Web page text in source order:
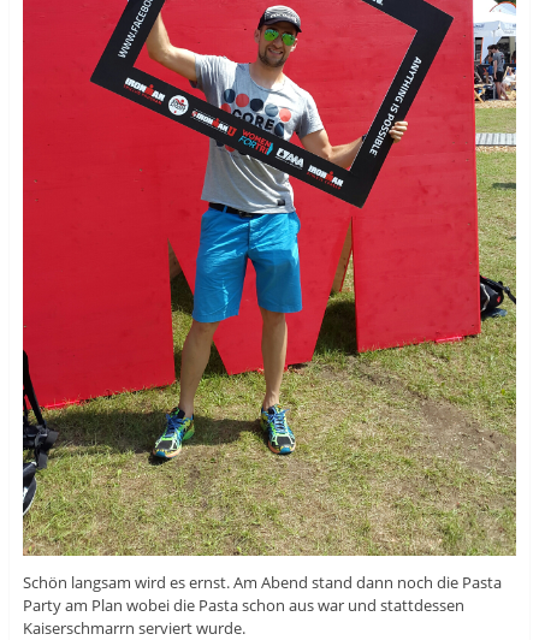
Schön langsam wird es ernst. Am Abend stand dann noch die Pasta
Party am Plan wobei die Pasta schon aus war und stattdessen
Kaiserschmarrn serviert wurde.